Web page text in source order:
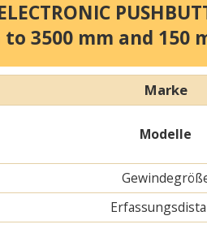
to 3500 mm and 150
Marke
Modelle